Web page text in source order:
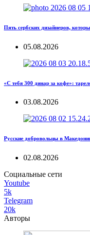
Пять сербских дизайнеров,
05.08.2026
«С тебя 300 динар за кофе»:
03.08.2026
Русские добровольцы в
02.08.2026
Социальные сети
Youtube
5k
Telegram
20k
Авторы